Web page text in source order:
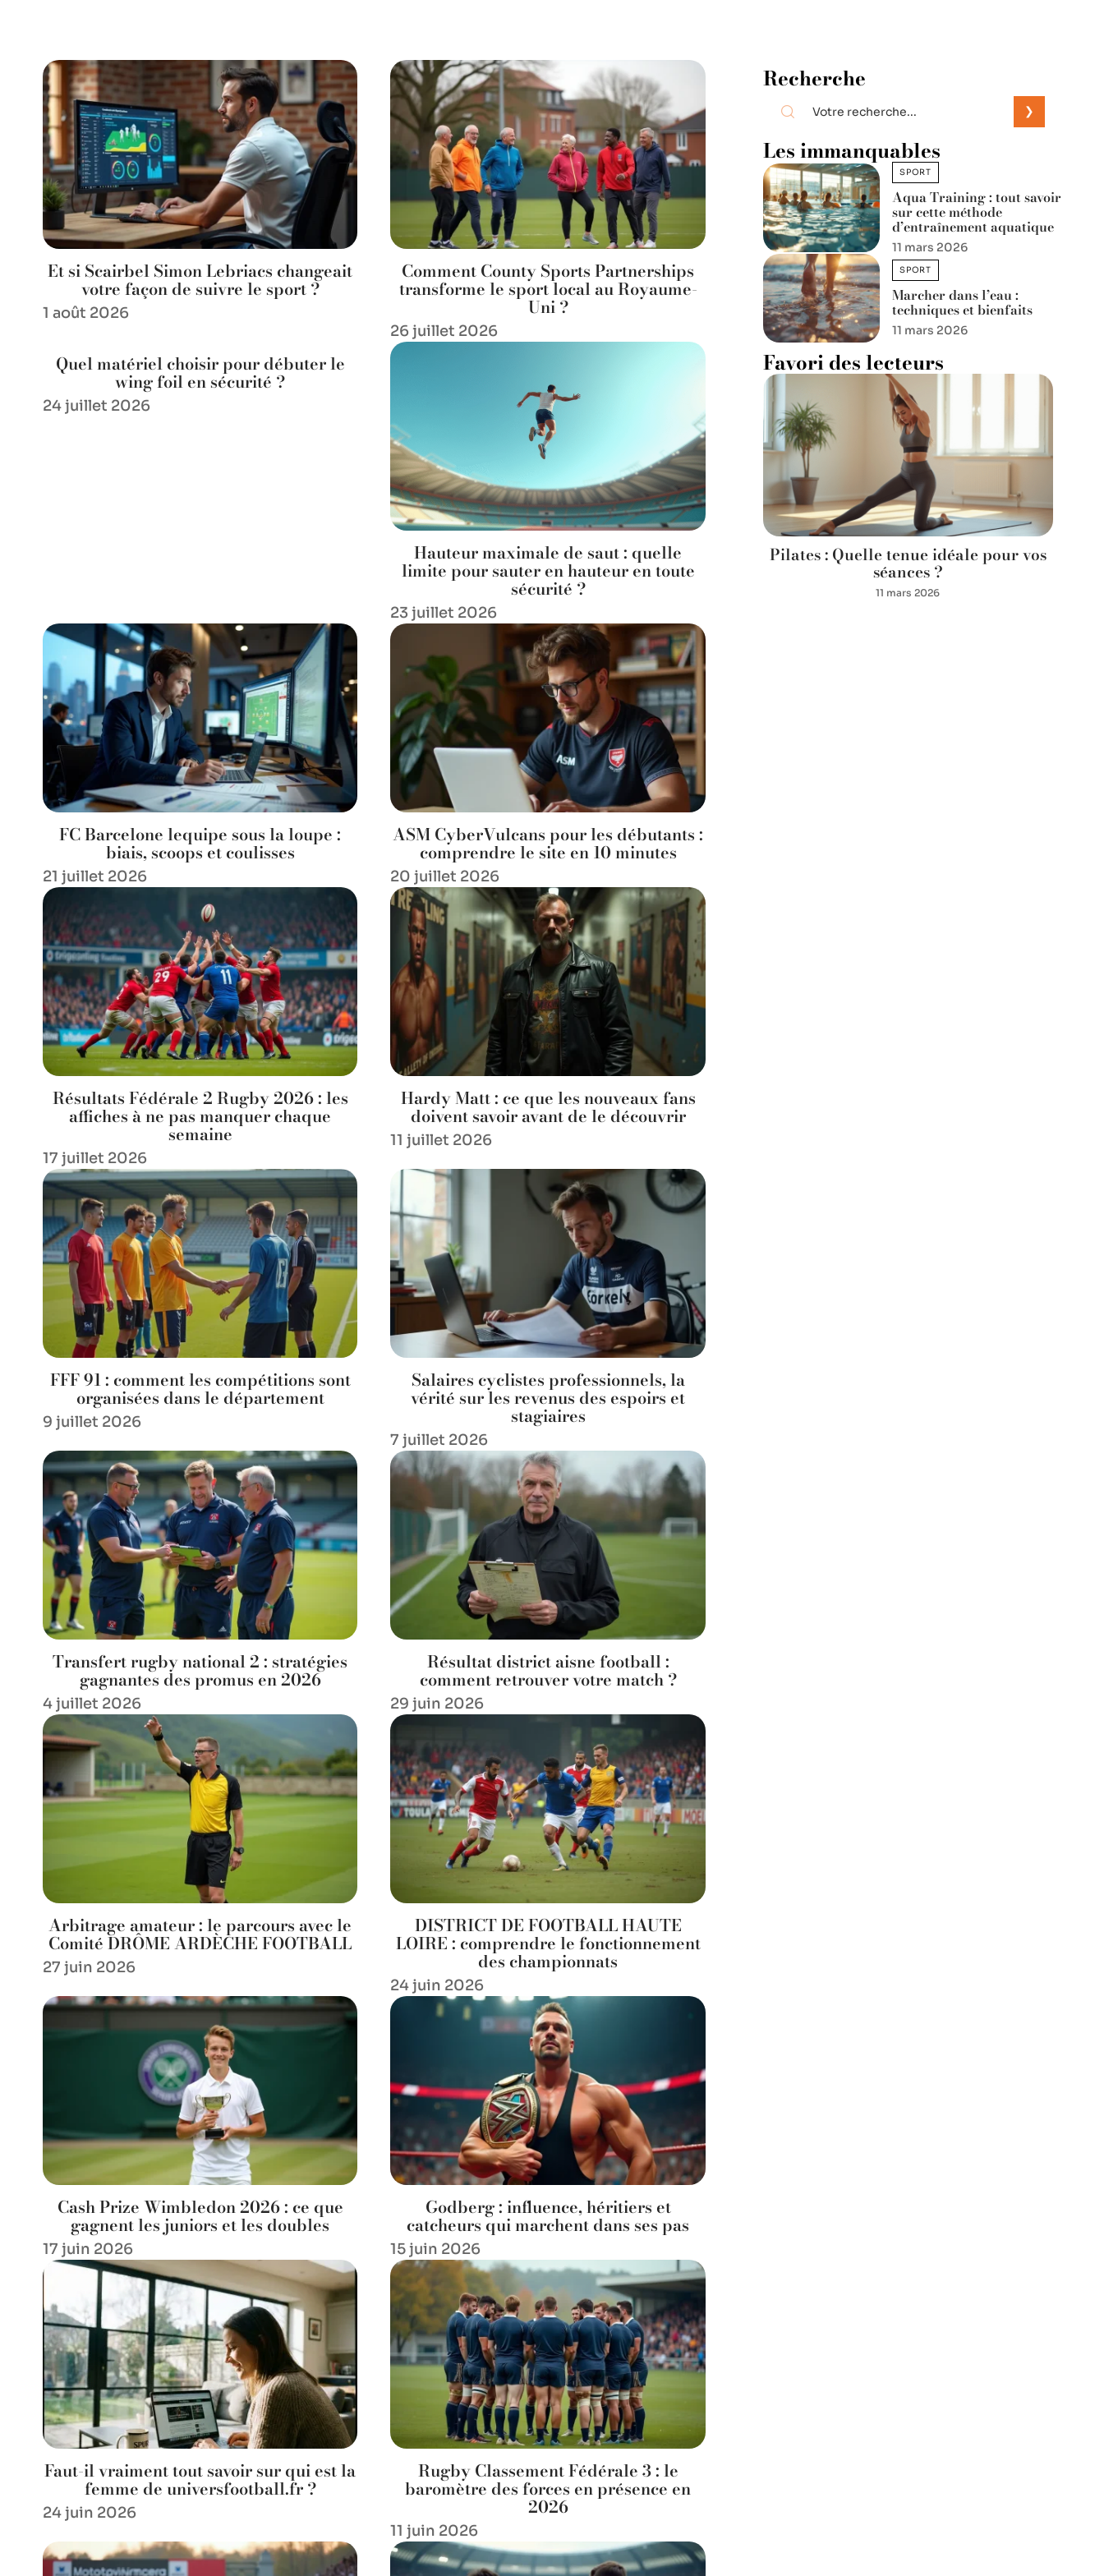
Et si Scairbel Simon Lebriacs changeait
votre façon de suivre le sport ?
1 août 2026
Comment County Sports Partnerships
transforme le sport local au Royaume-
Uni ?
26 juillet 2026
Quel matériel choisir pour débuter le
wing foil en sécurité ?
24 juillet 2026
Hauteur maximale de saut : quelle
limite pour sauter en hauteur en toute
sécurité ?
23 juillet 2026
FC Barcelone lequipe sous la loupe :
biais, scoops et coulisses
21 juillet 2026
ASM CyberVulcans pour les débutants :
comprendre le site en 10 minutes
20 juillet 2026
Résultats Fédérale 2 Rugby 2026 : les
affiches à ne pas manquer chaque
semaine
17 juillet 2026
Hardy Matt : ce que les nouveaux fans
doivent savoir avant de le découvrir
11 juillet 2026
FFF 91 : comment les compétitions sont
organisées dans le département
9 juillet 2026
Salaires cyclistes professionnels, la
vérité sur les revenus des espoirs et
stagiaires
7 juillet 2026
Transfert rugby national 2 : stratégies
gagnantes des promus en 2026
4 juillet 2026
Résultat district aisne football :
comment retrouver votre match ?
29 juin 2026
Arbitrage amateur : le parcours avec le
Comité DRÔME ARDÈCHE FOOTBALL
27 juin 2026
DISTRICT DE FOOTBALL HAUTE
LOIRE : comprendre le fonctionnement
des championnats
24 juin 2026
Cash Prize Wimbledon 2026 : ce que
gagnent les juniors et les doubles
17 juin 2026
Godberg : influence, héritiers et
catcheurs qui marchent dans ses pas
15 juin 2026
Faut-il vraiment tout savoir sur qui est la
femme de universfootball.fr ?
24 juin 2026
Rugby Classement Fédérale 3 : le
baromètre des forces en présence en
2026
11 juin 2026
Recherche
Les immanquables
SPORT
Aqua Training : tout savoir
sur cette méthode
d’entraînement aquatique
11 mars 2026
SPORT
Marcher dans l’eau :
techniques et bienfaits
11 mars 2026
Favori des lecteurs
Pilates : Quelle tenue idéale pour vos
séances ?
11 mars 2026